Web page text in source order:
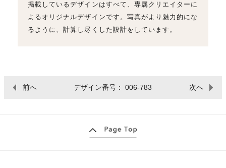
掲載しているデザインはすべて、専属クリエイターに
よるオリジナルデザインです。写真がより魅力的にな
るように、計算し尽くした設計をしています。
前へ デザイン番号： 006-783 次へ